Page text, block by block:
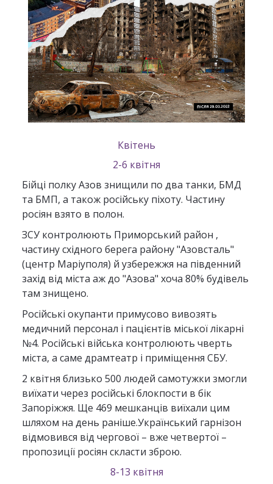
Квітень
2-6 квітня
Бійці полку Азов знищили по два танки, БМД
та БМП, а також російську піхоту. Частину
росіян взято в полон.
ЗСУ контролюють Приморський район ,
частину східного берега району "Азовсталь"
(центр Маріуполя) й узбережжя на південний
захід від міста аж до "Азова" хоча 80% будівель
там знищено.
Російські окупанти примусово вивозять
медичний персонал і пацієнтів міської лікарні
№4. Російські війська контролюють чверть
міста, а саме драмтеатр і приміщення СБУ.
2 квітня близько 500 людей самотужки змогли
виїхати через російські блокпости в бік
Запоріжжя. Ще 469 мешканців виїхали цим
шляхом на день раніше.Український гарнізон
відмовився від чергової – вже четвертої –
пропозиції росіян скласти зброю.
8-13 квітня